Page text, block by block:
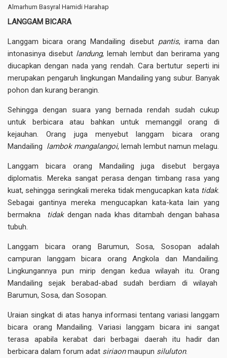
Almarhum Basyral Hamidi Harahap
LANGGAM BICARA
Langgam bicara orang Mandailing disebutpantis, irama dan
intonasinya disebut landung, lemah lembut dan berirama yang
diucapkan dengan nada yang rendah. Cara bertutur seperti ini
merupakan pengaruh lingkungan Mandailing yang subur. Banyak
pohon dan kurang berangin.
Sehingga dengan suara yang bernada rendah sudah cukup
untuk berbicara atau bahkan untuk memanggil orang di
kejauhan. Orang juga menyebut langgam bicara orang
Mandailing lambok mangalangoi, lemah lembut namun melagu.
Langgam bicara orang Mandailing juga disebut bergaya
diplomatis. Mereka sangat perasa dengan timbang rasa yang
kuat, sehingga seringkali mereka tidak mengucapkan katatidak.
Sebagai gantinya mereka mengucapkan kata-kata lain yang
bermakna
tidak dengan nada khas ditambah dengan bahasa
tubuh.
Langgam bicara orang Barumun, Sosa, Sosopan adalah
campuran langgam bicara orang Angkola dan Mandailing.
Lingkungannya pun mirip dengan kedua wilayah itu. Orang
Mandailing sejak berabad-abad sudah berdiam di wilayah
Barumun, Sosa, dan Sosopan.
Uraian singkat di atas hanya informasi tentang variasi langgam
bicara orang Mandailing. Variasi langgam bicara ini sangat
terasa apabila kerabat dari berbagai daerah itu hadir dan
berbicara dalam forum adat siriaonmaupun siluluton.